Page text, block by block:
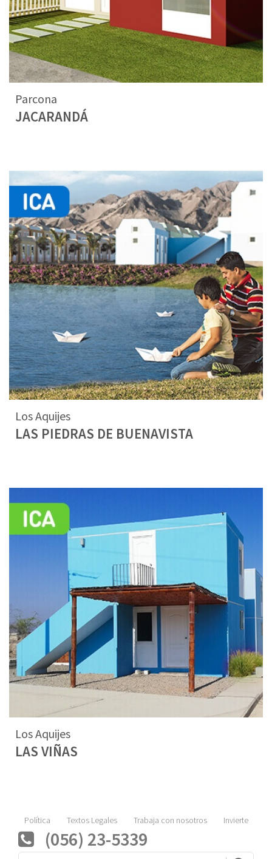
Parcona
JACARANDÁ
Los Aquijes
LAS PIEDRAS DE BUENAVISTA
Los Aquijes
LAS VIÑAS
Política Textos Legales Trabaja con nosotros Invierte
(056) 23-5339